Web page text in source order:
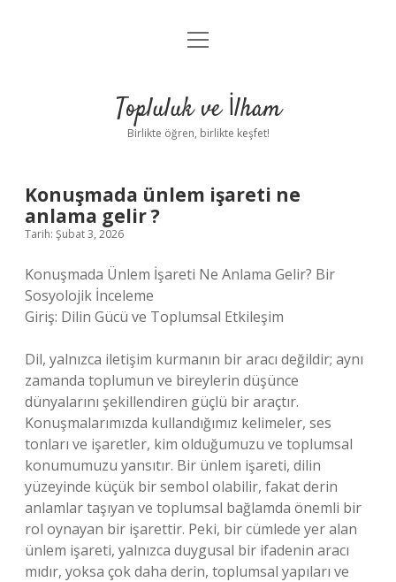
Anasayfa
Yasal Uyarı
menüyü
Topluluk ve İlham
Birlikte öğren, birlikte keşfet!
Konuşmada ünlem işareti ne
anlama gelir ?
Tarih: Şubat 3, 2026
Konuşmada Ünlem İşareti Ne Anlama Gelir? Bir
Sosyolojik İnceleme
Giriş: Dilin Gücü ve Toplumsal Etkileşim
Dil, yalnızca iletişim kurmanın bir aracı değildir; aynı
zamanda toplumun ve bireylerin düşünce
dünyalarını şekillendiren güçlü bir araçtır.
Konuşmalarımızda kullandığımız kelimeler, ses
tonları ve işaretler, kim olduğumuzu ve toplumsal
konumumuzu yansıtır. Bir ünlem işareti, dilin
yüzeyinde küçük bir sembol olabilir, fakat derin
anlamlar taşıyan ve toplumsal bağlamda önemli bir
rol oynayan bir işarettir. Peki, bir cümlede yer alan
ünlem işareti, yalnızca duygusal bir ifadenin aracı
mıdır, yoksa çok daha derin, toplumsal yapıları ve